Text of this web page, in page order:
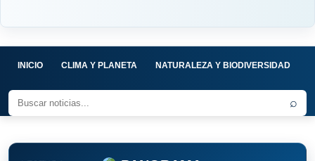
INICIO CLIMA Y PLANETA NATURALEZA Y BIODIVERSIDAD
⌕